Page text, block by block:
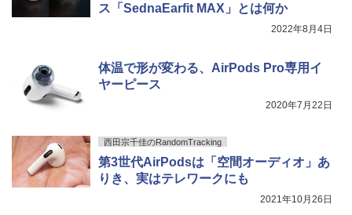
ス「SednaEarfit MAX」とは何か
2022年8月4日
体温で形が変わる、AirPods Pro専用イ
ヤーピース
2020年7月22日
西田宗千佳のRandomTracking
第3世代AirPodsは「空間オーディオ」あ
りき、実はテレワークにも
2021年10月26日